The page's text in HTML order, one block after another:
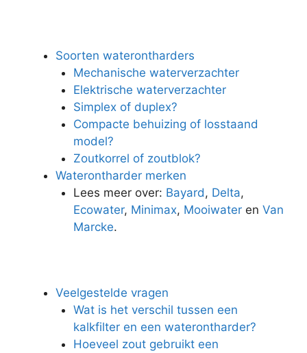
Soorten waterontharders
Mechanische waterverzachter
Elektrische waterverzachter
Simplex of duplex?
Compacte behuizing of losstaand
model?
Zoutkorrel of zoutblok?
Waterontharder merken
Lees meer over: Bayard, Delta,
Ecowater, Minimax, Mooiwateren Van
Marcke.
Veelgestelde vragen
Wat is het verschil tussen een
kalkfilter en een waterontharder?
Hoeveel zout gebruikt een